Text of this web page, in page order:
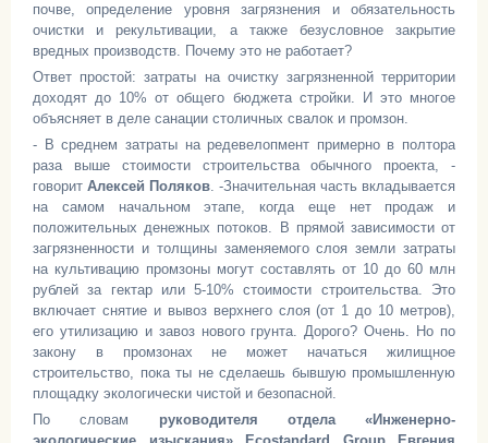
почве, определение уровня загрязнения и обязательность
очистки и рекультивации, а также безусловное закрытие
вредных производств. Почему это не работает?
Ответ простой: затраты на очистку загрязненной территории
доходят до 10% от общего бюджета стройки. И это многое
объясняет в деле санации столичных свалок и промзон.
- В среднем затраты на редевелопмент примерно в полтора
раза выше стоимости строительства обычного проекта, -
говорит Алексей Поляков. -Значительная часть вкладывается
на самом начальном этапе, когда еще нет продаж и
положительных денежных потоков. В прямой зависимости от
загрязненности и толщины заменяемого слоя земли затраты
на культивацию промзоны могут составлять от 10 до 60 млн
рублей за гектар или 5-10% стоимости строительства. Это
включает снятие и вывоз верхнего слоя (от 1 до 10 метров),
его утилизацию и завоз нового грунта. Дорого? Очень. Но по
закону в промзонах не может начаться жилищное
строительство, пока ты не сделаешь бывшую промышленную
площадку экологически чистой и безопасной.
По словам руководителя отдела «Инженерно-